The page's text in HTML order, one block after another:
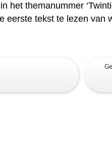
het themanummer
eerste tekst te lezen van